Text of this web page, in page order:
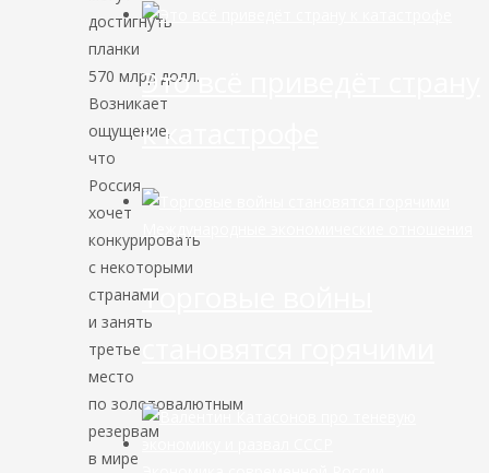
достигнуть
планки
570 млрд долл.
Возникает
ощущение,
что
Россия
хочет
конкурировать
с некоторыми
странами
и занять
третье
место
по золотовалютным
резервам
в мире
Это всё приведёт страну
к катастрофе
Торговые войны